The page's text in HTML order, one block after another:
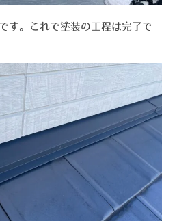
す。これで塗装の工程は完了で